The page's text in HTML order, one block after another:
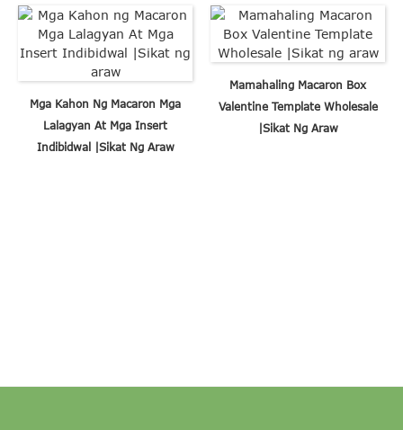
Mga Kahon Ng Macaron Mga
Lalagyan At Mga Insert
Indibidwal |Sikat Ng Araw
Mamahaling Macaron Box
Valentine Template Wholesale
|Sikat Ng Araw